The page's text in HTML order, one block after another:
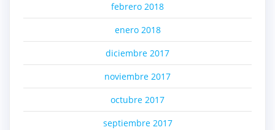
febrero 2018
enero 2018
diciembre 2017
noviembre 2017
octubre 2017
septiembre 2017